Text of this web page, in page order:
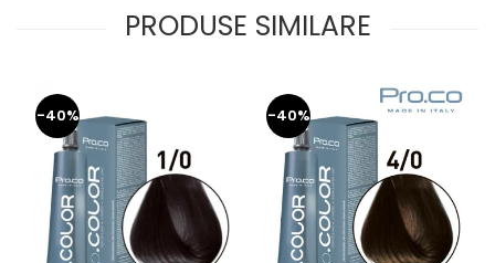
PRODUSE SIMILARE
-40% -40%